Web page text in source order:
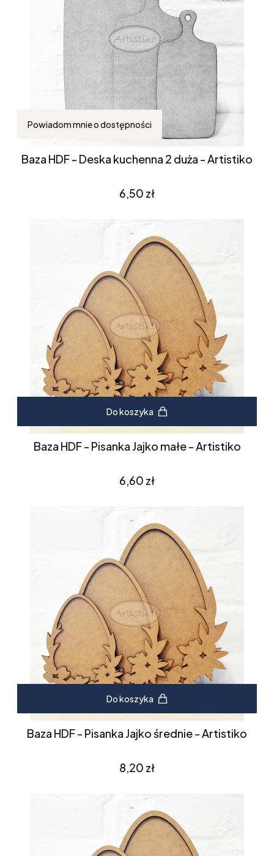
Powiadom mnie o dostępności
Baza HDF - Deska kuchenna 2 duża - Artistiko
Cena
6,50 zł
Do koszyka
Baza HDF - Pisanka Jajko małe - Artistiko
Cena
6,60 zł
Do koszyka
Baza HDF - Pisanka Jajko średnie - Artistiko
Cena
8,20 zł